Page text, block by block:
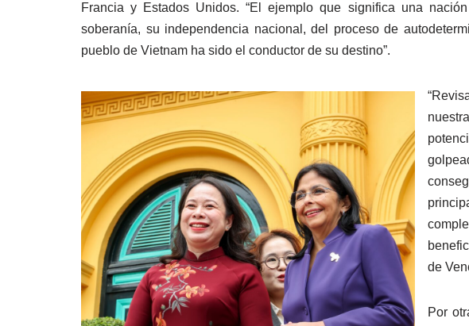
Francia y Estados Unidos. “El ejemplo que significa una
soberanía, su independencia nacional, del proceso de
pueblo de Vietnam ha sido el conductor de su destino”.
de
Por